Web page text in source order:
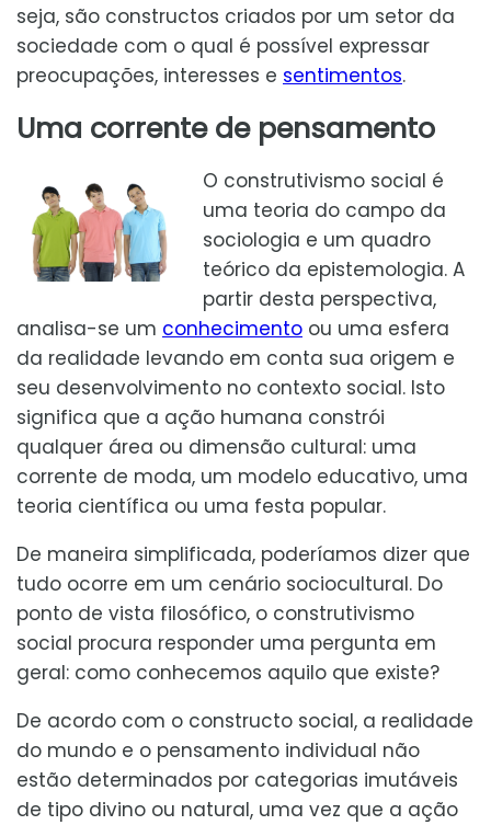
seja, são constructos criados por um setor da
sociedade com o qual é possível expressar
preocupações, interesses e sentimentos.
Uma corrente de pensamento
O construtivismo social é
uma teoria do campo da
sociologia e um quadro
teórico da epistemologia. A
partir desta perspectiva,
analisa-se um conhecimento ou uma esfera
da realidade levando em conta sua origem e
seu desenvolvimento no contexto social. Isto
significa que a ação humana constrói
qualquer área ou dimensão cultural: uma
corrente de moda, um modelo educativo, uma
teoria científica ou uma festa popular.
De maneira simplificada, poderíamos dizer que
tudo ocorre em um cenário sociocultural. Do
ponto de vista filosófico, o construtivismo
social procura responder uma pergunta em
geral: como conhecemos aquilo que existe?
De acordo com o constructo social, a realidade
do mundo e o pensamento individual não
estão determinados por categorias imutáveis
de tipo divino ou natural, uma vez que a ação